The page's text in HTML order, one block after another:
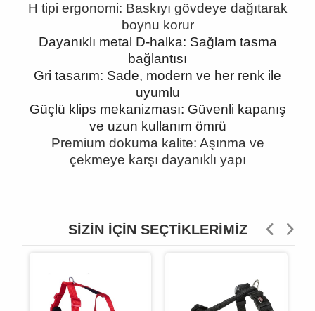
H tipi ergonomi: Baskıyı gövdeye dağıtarak
boynu korur
Dayanıklı metal D-halka: Sağlam tasma
bağlantısı
Gri tasarım: Sade, modern ve her renk ile
uyumlu
Güçlü klips mekanizması: Güvenli kapanış
ve uzun kullanım ömrü
Premium dokuma kalite: Aşınma ve
çekmeye karşı dayanıklı yapı
SIZIN İÇIN SEÇTIKLERIMIZ